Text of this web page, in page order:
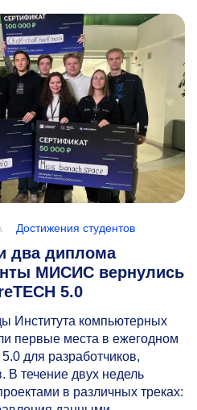
Достижения студентов
два диплома
МИСИС вернулись
5.0
Института компьютерных
первые места в ежегодном
для разработчиков,
В течение двух недель
в различных треках: